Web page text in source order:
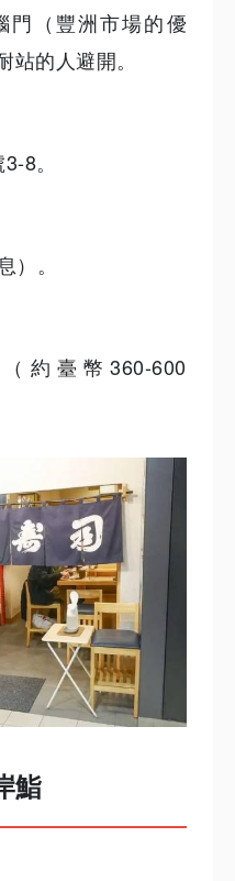
門（豐洲市場的優
的人避開。
8。
。
約臺幣360-600
鮨